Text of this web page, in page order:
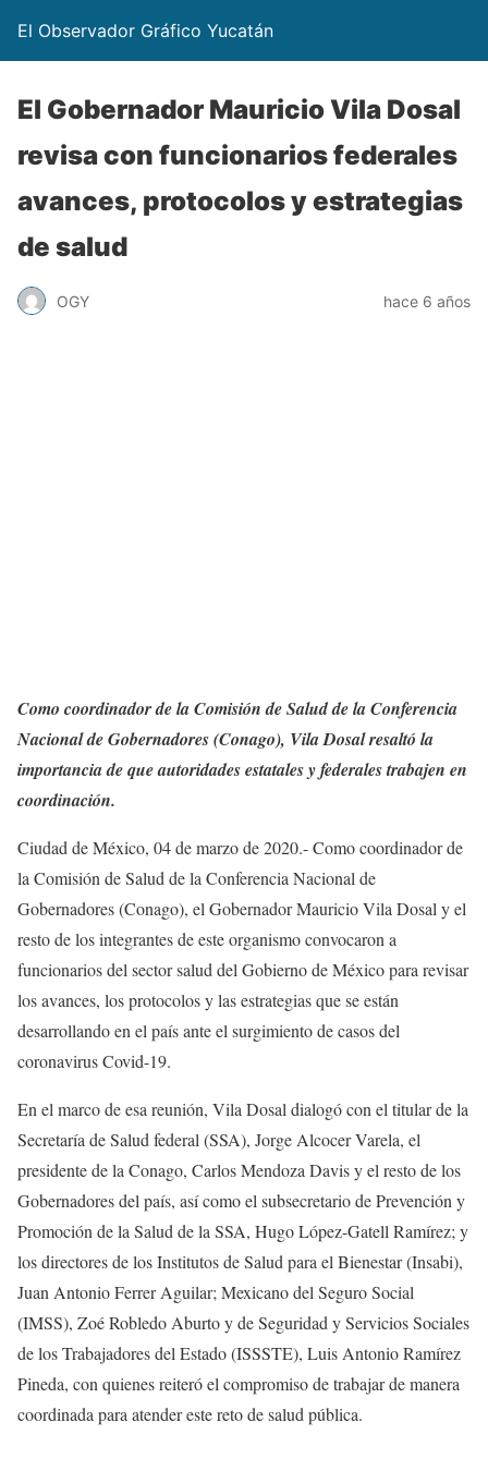
El Observador Gráfico Yucatán
El Gobernador Mauricio Vila Dosal
revisa con funcionarios federales
avances, protocolos y estrategias
de salud
OGY hace 6 años
Como coordinador de la Comisión de Salud de la Conferencia
Nacional de Gobernadores (Conago), Vila Dosal resaltó la
importancia de que autoridades estatales y federales trabajen en
coordinación.
Ciudad de México, 04 de marzo de 2020.- Como coordinador de
la Comisión de Salud de la Conferencia Nacional de
Gobernadores (Conago), el Gobernador Mauricio Vila Dosal y el
resto de los integrantes de este organismo convocaron a
funcionarios del sector salud del Gobierno de México para revisar
los avances, los protocolos y las estrategias que se están
desarrollando en el país ante el surgimiento de casos del
coronavirus Covid-19.
En el marco de esa reunión, Vila Dosal dialogó con el titular de la
Secretaría de Salud federal (SSA), Jorge Alcocer Varela, el
presidente de la Conago, Carlos Mendoza Davis y el resto de los
Gobernadores del país, así como el subsecretario de Prevención y
Promoción de la Salud de la SSA, Hugo López-Gatell Ramírez; y
los directores de los Institutos de Salud para el Bienestar (Insabi),
Juan Antonio Ferrer Aguilar; Mexicano del Seguro Social
(IMSS), Zoé Robledo Aburto y de Seguridad y Servicios Sociales
de los Trabajadores del Estado (ISSSTE), Luis Antonio Ramírez
Pineda, con quienes reiteró el compromiso de trabajar de manera
coordinada para atender este reto de salud pública.